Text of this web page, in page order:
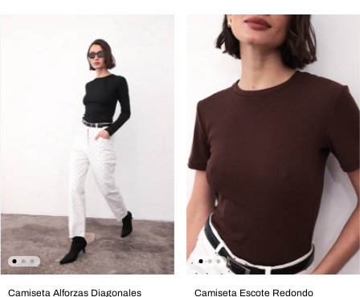
Camiseta Alforzas Diagonales
Camiseta Escote Redondo